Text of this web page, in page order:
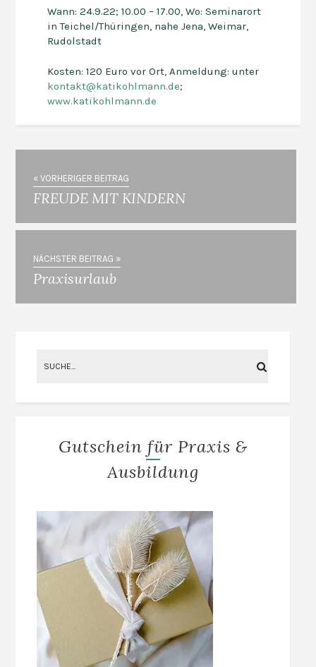
Wann: 24.9.22; 10.00 – 17.00, Wo: Seminarort
in Teichel/Thüringen, nahe Jena, Weimar,
Rudolstadt
Kosten: 120 Euro vor Ort, Anmeldung: unter
kontakt@katikohlmann.de;
www.katikohlmann.de
« VORHERIGER BEITRAG
FREUDE MIT KINDERN
NÄCHSTER BEITRAG »
Praxisurlaub
Gutschein für Praxis &
Ausbildung